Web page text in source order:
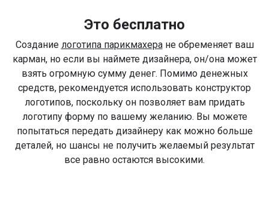
Это бесплатно
Создание логотипа парикмахеране обременяет ваш
карман, но если вы наймете дизайнера, он/она может
взять огромную сумму денег. Помимо денежных
средств, рекомендуется использовать конструктор
логотипов, поскольку он позволяет вам придать
логотипу форму по вашему желанию. Вы можете
попытаться передать дизайнеру как можно больше
деталей, но шансы не получить желаемый результат
все равно остаются высокими.